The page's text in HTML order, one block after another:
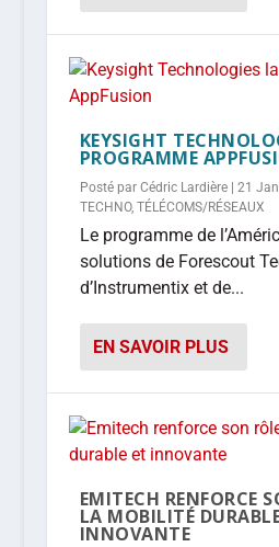
KEYSIGHT
PROGRAMME
Posté par Cédric Lardière| 21
TECHNO, TÉLÉCOMS/RÉSEAUX
Le programme de
solutions de Forescout
d’Instrumentix et de...
EN SAVOIR PLUS
EMITECH RENFORCE
LA MOBILITÉ
INNOVANTE